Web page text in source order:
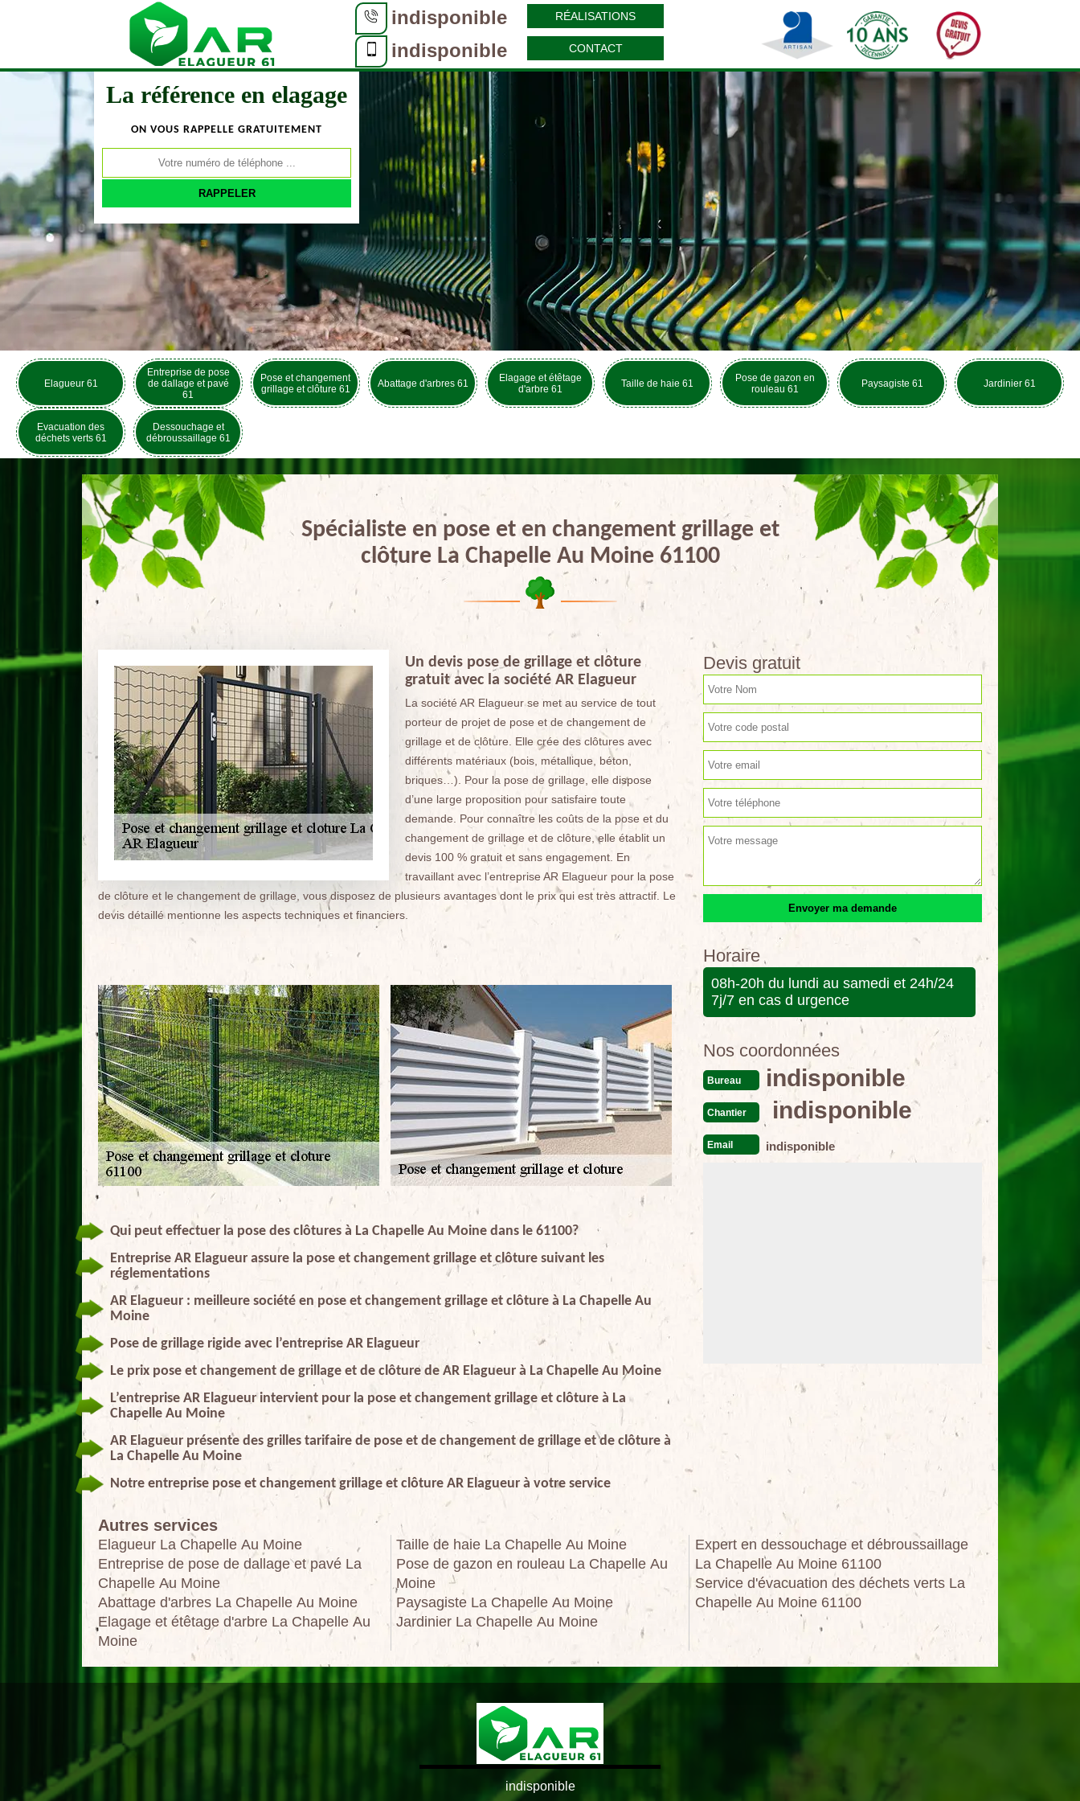
indisponible
indisponible
RÉALISATIONS
CONTACT
La référence en elagage
ON VOUS RAPPELLE GRATUITEMENT
Elagueur 61
Entreprise de pose
de dallage et pavé
61
Pose et changement
grillage et clôture 61
Abattage d'arbres 61
Elagage et étêtage
d'arbre 61
Taille de haie 61
Pose de gazon en
rouleau 61
Paysagiste 61 Jardinier 61
Evacuation des
déchets verts 61
Dessouchage et
débroussaillage 61
Spécialiste en pose et en changement grillage et
clôture La Chapelle Au Moine 61100
Un devis pose de grillage et clôture
gratuit avec la société AR Elagueur
La société AR Elagueur se met au service de tout
porteur de projet de pose et de changement de
grillage et de clôture. Elle crée des clôtures avec
différents matériaux (bois, métallique, béton,
briques…). Pour la pose de grillage, elle dispose
d’une large proposition pour satisfaire toute
demande. Pour connaître les coûts de la pose et du
changement de grillage et de clôture, elle établit un
devis 100 % gratuit et sans engagement. En
travaillant avec l’entreprise AR Elagueur pour la pose
de clôture et le changement de grillage, vous disposez de plusieurs avantages dont le prix qui est très attractif. Le
devis détaillé mentionne les aspects techniques et financiers.
Qui peut effectuer la pose des clôtures à La Chapelle Au Moine dans le 61100?
Entreprise AR Elagueur assure la pose et changement grillage et clôture suivant les
réglementations
AR Elagueur : meilleure société en pose et changement grillage et clôture à La Chapelle Au
Moine
Pose de grillage rigide avec l’entreprise AR Elagueur
Le prix pose et changement de grillage et de clôture de AR Elagueur à La Chapelle Au Moine
L’entreprise AR Elagueur intervient pour la pose et changement grillage et clôture à La
Chapelle Au Moine
AR Elagueur présente des grilles tarifaire de pose et de changement de grillage et de clôture à
La Chapelle Au Moine
Notre entreprise pose et changement grillage et clôture AR Elagueur à votre service
Devis gratuit
Horaire
08h-20h du lundi au samedi et 24h/24
7j/7 en cas d urgence
Nos coordonnées
Bureau indisponible
Chantier indisponible
Email indisponible
Autres services
Elagueur La Chapelle Au Moine
Entreprise de pose de dallage et pavé La
Chapelle Au Moine
Abattage d'arbres La Chapelle Au Moine
Elagage et étêtage d'arbre La Chapelle Au
Moine
Taille de haie La Chapelle Au Moine
Pose de gazon en rouleau La Chapelle Au
Moine
Paysagiste La Chapelle Au Moine
Jardinier La Chapelle Au Moine
Expert en dessouchage et débroussaillage
La Chapelle Au Moine 61100
Service d'évacuation des déchets verts La
Chapelle Au Moine 61100
indisponible